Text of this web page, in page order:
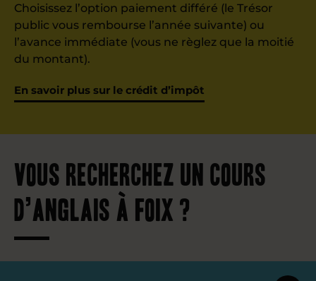
Choisissez l’option paiement différé (le Trésor
public vous rembourse l’année suivante) ou
l’avance immédiate (vous ne règlez que la moitié
du montant).
En savoir plus sur le crédit d’impôt
Vous recherchez un cours
d’anglais à Foix ?